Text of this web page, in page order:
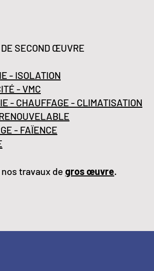
SECOND ŒUVRE
- ISOLATION
- VMC
- CHAUFFAGE - CLIMATISATION
- FAÏENCE
travaux de gros œuvre.